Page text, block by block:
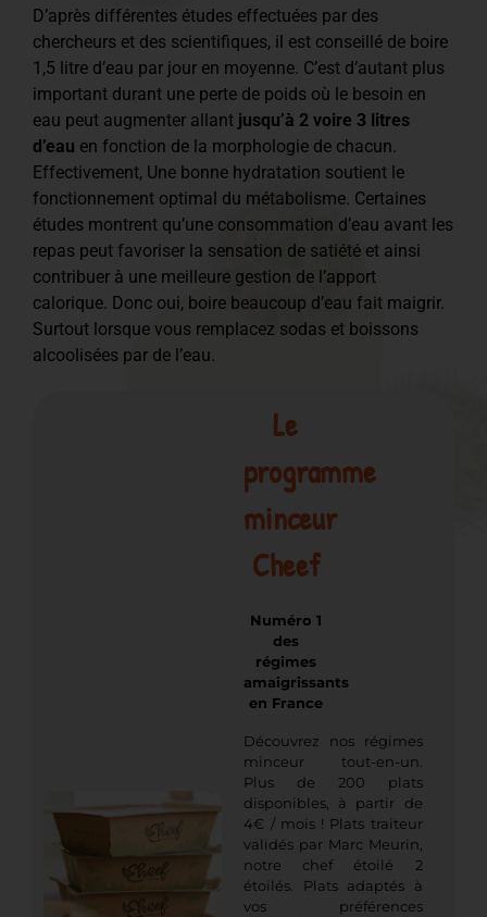
D’après différentes études effectuées par des
chercheurs et des scientifiques, il est conseillé de boire
1,5 litre d’eau par jour en moyenne. C’est d’autant plus
important durant une perte de poids où le besoin en
eau peut augmenter allant jusqu’à 2 voire 3 litres
d’eau en fonction de la morphologie de chacun.
Effectivement, Une bonne hydratation soutient le
fonctionnement optimal du métabolisme. Certaines
études montrent qu’une consommation d’eau avant les
repas peut favoriser la sensation de satiété et ainsi
contribuer à une meilleure gestion de l’apport
calorique. Donc oui, boire beaucoup d’eau fait maigrir.
Surtout lorsque vous remplacez sodas et boissons
alcoolisées par de l’eau.
Le
programme
minceur
Cheef
Numéro 1
des
régimes
amaigrissants
en France
Découvrez nos régimes
minceur tout-en-un.
Plus de 200 plats
disponibles, à partir de
4€ / mois ! Plats traiteur
validés par Marc Meurin,
notre chef étoilé 2
étoilés. Plats adaptés à
vos préférences